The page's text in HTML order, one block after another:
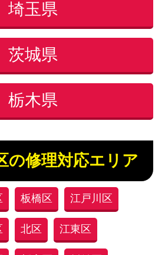
埼玉県
茨城県
栃木県
の修理対応エリア
板橋区 江戸川区
北区 江東区